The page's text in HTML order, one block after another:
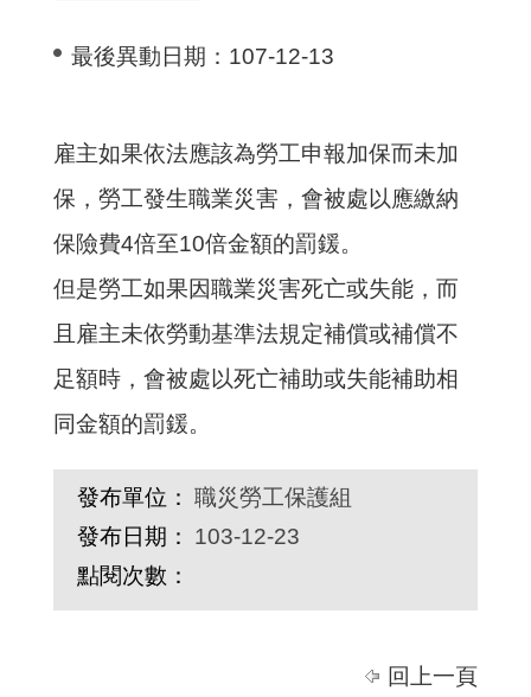
最後異動日期： 107-12-13
雇主如果依法應該為勞工申報加保而未加
保，勞工發生職業災害，會被處以應繳納
保險費4倍至10倍金額的罰鍰。
但是勞工如果因職業災害死亡或失能，而
且雇主未依勞動基準法規定補償或補償不
足額時，會被處以死亡補助或失能補助相
同金額的罰鍰。
發布單位： 職災勞工保護組
發布日期：
103-12-23
點閱次數：
回上一頁